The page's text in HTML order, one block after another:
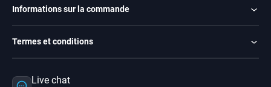
Informations sur la commande
Termes et conditions
Live chat